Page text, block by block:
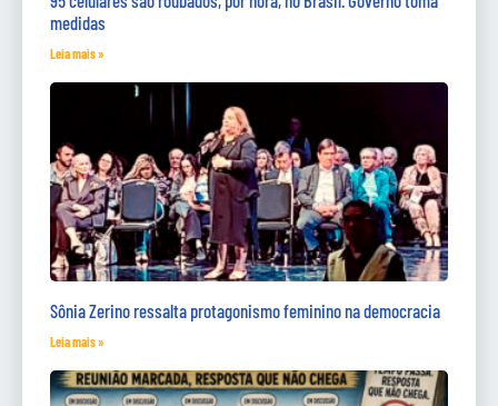
medidas
Leia mais »
Sônia Zerino ressalta protagonismo feminino na democracia
Leia mais »